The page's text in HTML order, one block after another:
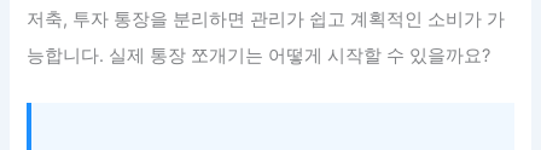
저축, 투자 통장을 분리하면 관리가 쉽고 계획적인 소비가 가
능합니다. 실제 통장 쪼개기는 어떻게 시작할 수 있을까요?